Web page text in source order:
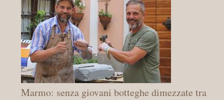
Marmo: senza giovani botteghe dimezzate tra